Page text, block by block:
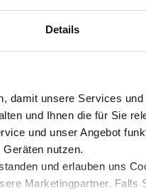
Details
damit unsere Services
und Ihnen die für Sie
und unser Angebot
Geräten nutzen.
und erlauben uns
Marketingpartner. Falls